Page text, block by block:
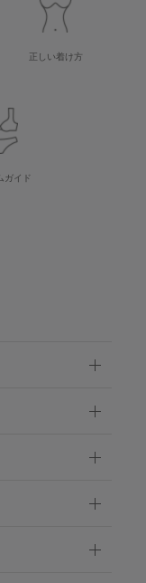
正しい着け方
ガイド